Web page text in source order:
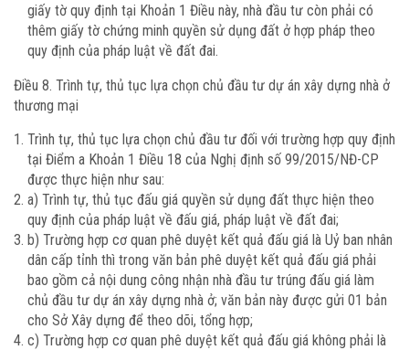
giấy tờ quy định tại Khoản 1 Điều này, nhà đầu tư còn phải có
thêm giấy tờ chứng minh quyền sử dụng đất ở hợp pháp theo
quy định của pháp luật về đất đai.
Điều 8. Trình tự, thủ tục lựa chọn chủ đầu tư dự án xây dựng nhà ở
thương mại
Trình tự, thủ tục lựa chọn chủ đầu tư đối với trường hợp quy định
tại Điểm a Khoản 1 Điều 18 của Nghị định số 99/2015/NĐ-CP
được thực hiện như sau:
a) Trình tự, thủ tục đấu giá quyền sử dụng đất thực hiện theo
quy định của pháp luật về đấu giá, pháp luật về đất đai;
b) Trường hợp cơ quan phê duyệt kết quả đấu giá là Uỷ ban nhân
dân cấp tỉnh thì trong văn bản phê duyệt kết quả đấu giá phải
bao gồm cả nội dung công nhận nhà đầu tư trúng đấu giá làm
chủ đầu tư dự án xây dựng nhà ở; văn bản này được gửi 01 bản
cho Sở Xây dựng để theo dõi, tổng hợp;
c) Trường hợp cơ quan phê duyệt kết quả đấu giá không phải là